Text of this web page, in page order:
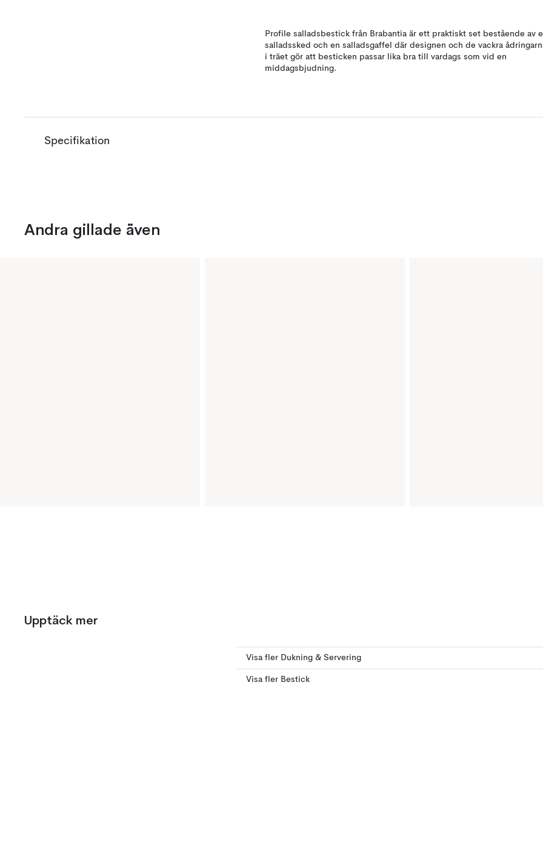
Profile salladsbestick från Brabantia är ett praktiskt set bestående av
salladssked och en salladsgaffel där designen och de vackra
i träet gör att besticken passar lika bra till vardags som vid en
middagsbjudning.
Specifikation
Andra gillade även
Upptäck mer
Visa fler Dukning & Servering
Visa fler Bestick